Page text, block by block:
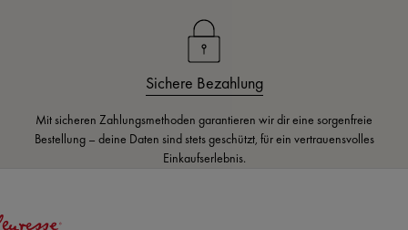
Sichere Bezahlung
Mit sicheren Zahlungsmethoden garantieren wir dir eine sorgenfreie
Bestellung – deine Daten sind stets geschützt, für ein vertrauensvolles
Einkaufserlebnis.